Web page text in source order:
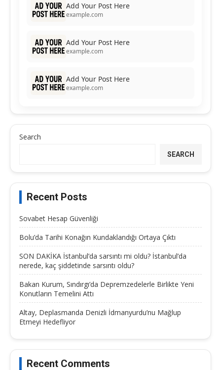
Add Your Post Here
example.com
Add Your Post Here
example.com
Add Your Post Here
example.com
Search
SEARCH
Recent Posts
Sovabet Hesap Güvenliği
Bolu’da Tarihi Konağın Kundaklandığı Ortaya Çıktı
SON DAKİKA İstanbul’da sarsıntı mi oldu? İstanbul’da
nerede, kaç şiddetinde sarsıntı oldu?
Bakan Kurum, Sındırgı’da Depremzedelerle Birlikte Yeni
Konutların Temelini Attı
Altay, Deplasmanda Denizli İdmanyurdu’nu Mağlup
Etmeyi Hedefliyor
Recent Comments